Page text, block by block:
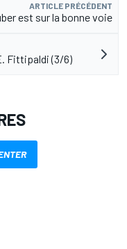
ARTICLE PRÉCÉDENT
est sur la bonne voie
Fittipaldi (3/6)